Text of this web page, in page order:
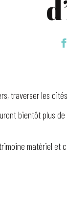
traverser les
bientôt plus
matériel